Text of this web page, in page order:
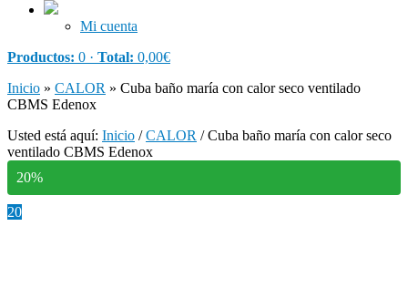
Mi cuenta
Productos: 0 · Total: 0,00€
Inicio » CALOR » Cuba baño maría con calor seco ventilado
CBMS Edenox
Usted está aquí: Inicio / CALOR /Cuba baño maría con calor seco
ventilado CBMS Edenox
20%
20